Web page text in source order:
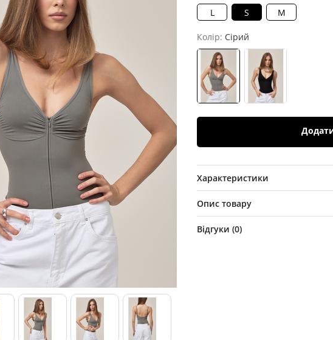
L
S M
Колір: Сірий
Характеристики
Опис товару
Відгуки (0)